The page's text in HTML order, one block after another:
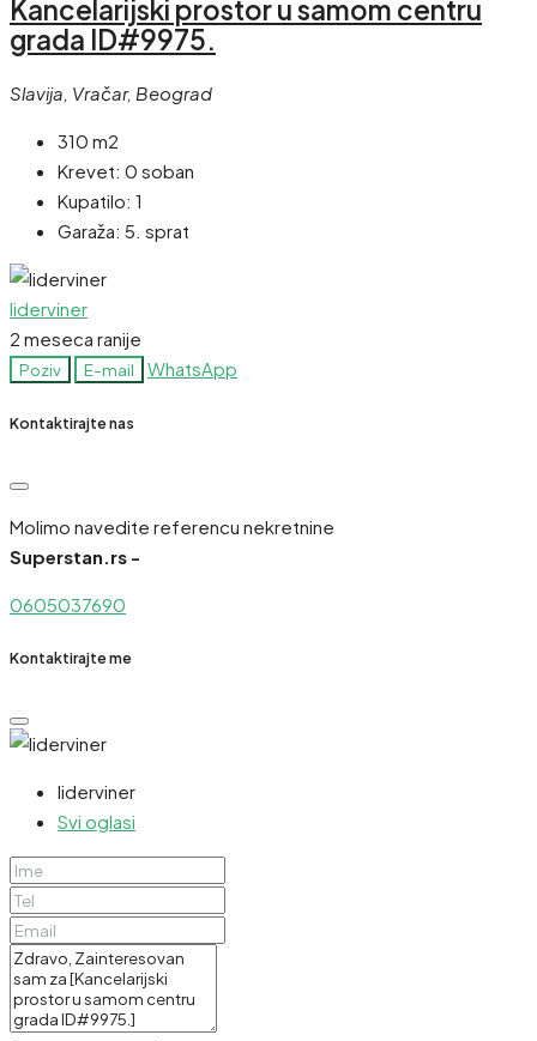
Kancelarijski prostor u samom centru
grada ID#9975.
Slavija, Vračar, Beograd
310 m2
Krevet: 0 soban
Kupatilo: 1
Garaža: 5. sprat
liderviner
2 meseca ranije
Poziv E-mail WhatsApp
Kontaktirajte nas
Molimo navedite referencu nekretnine
Superstan.rs -
0605037690
Kontaktirajte me
liderviner
Svi oglasi